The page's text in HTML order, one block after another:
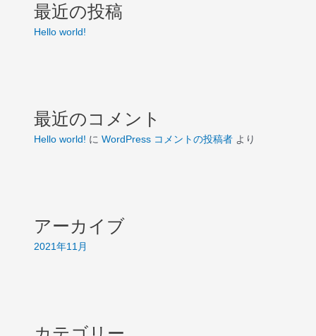
最近の投稿
Hello world!
最近のコメント
Hello world! にWordPress コメントの投稿者 より
アーカイブ
2021年11月